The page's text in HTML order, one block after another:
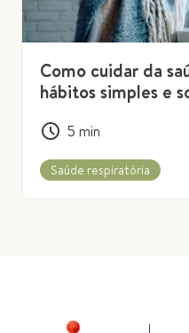
Como cuidar da
hábitos simples e
5 min
Saúde respiratória